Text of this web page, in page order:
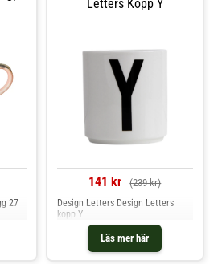
27
Letters Kopp Y
141 kr (239 kr)
Läs mer här
Design Letters Design Letters
kopp Y